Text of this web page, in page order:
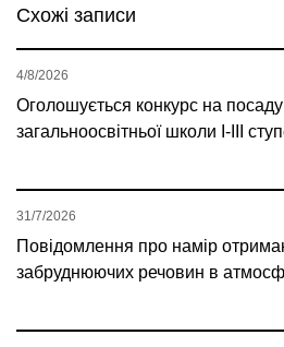
Схожі записи
Оголошується конкурс на
загальноосвітньої школи І-ІІІ
4/8/2026
Повідомлення про намір
забруднюючих речовин в
31/7/2026